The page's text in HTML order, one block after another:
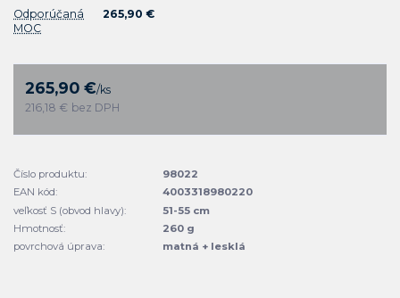
Odporúčaná
MOC
265,90 €
265,90 €/ks
216,18 € bez DPH
Číslo produktu:
98022
EAN kód:
4003318980220
veľkosť S (obvod hlavy):
51-55 cm
Hmotnosť:
260 g
povrchová úprava:
matná + lesklá